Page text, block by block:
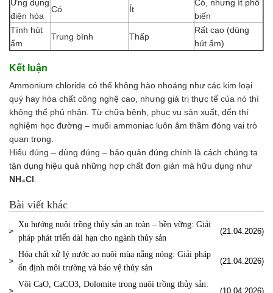
Ứng dụng
điện hóa
Có Ít
Có, nhưng ít phổ
biến
Tính hút
ẩm
Trung bình Thấp
Rất cao (dùng
hút ẩm)
Kết luận
Ammonium chloride có thể không hào nhoáng như các kim loại
quý hay hóa chất công nghệ cao, nhưng giá trị thực tế của nó thì
không thể phủ nhận. Từ chữa bệnh, phục vụ sản xuất, đến thí
nghiệm học đường – muối ammoniac luôn âm thầm đóng vai trò
quan trọng.
Hiểu đúng – dùng đúng – bảo quản đúng chính là cách chúng ta
tận dụng hiệu quả những hợp chất đơn giản mà hữu dụng như
NH₄Cl
Bài viết khác
Xu hướng nuôi trồng thủy sản an toàn – bền vững: Giải
pháp phát triển dài hạn cho ngành thủy sản
(21.04.2026)
Hóa chất xử lý nước ao nuôi mùa nắng nóng: Giải pháp
ổn định môi trường và bảo vệ thủy sản
(21.04.2026)
Vôi CaO, CaCO3, Dolomite trong nuôi trồng thủy sản:
(10.04.2026)